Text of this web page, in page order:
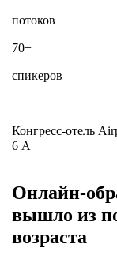
потоков
70+
спикеров
Конгресс-отель
6 А
Онлайн-
вышло из
возраста